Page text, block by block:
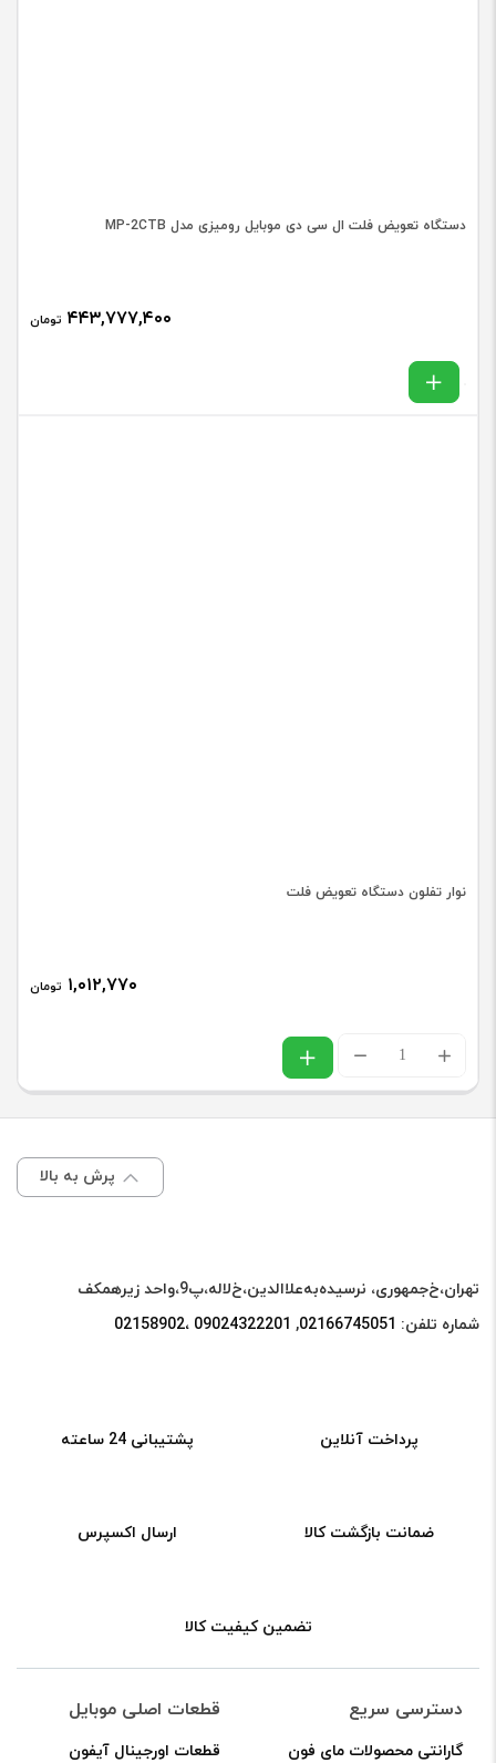
دستگاه تعویض فلت ال سی دی موبایل رومیزی مدل MP-2CTB
۴۴۳,۷۷۷,۴۰۰ تومان
نوار تفلون دستگاه تعویض فلت
۱,۰۱۲,۷۷۰ تومان
نوار
تفلون
دستگاه
پرش به بالا
تهران،خ‌جمهوری، نرسیده‌به‌علاالدین،‌خ‌لاله،‌پ9،واحد زیرهمکف
شماره تلفن: 02166745051‌
, 09024322201 ،02158902
پرداخت آنلاین پشتیبانی 24 ساعته
ضمانت بازگشت کالا ارسال اکسپرس
تضمین کیفیت کالا
دسترسی سریع
گارانتی محصولات مای فون
قطعات اصلی موبایل
قطعات اورجینال آیفون